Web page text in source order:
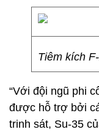
Tiêm kích
“Với đội ngũ phi
được hỗ trợ bởi
trinh sát, Su-35